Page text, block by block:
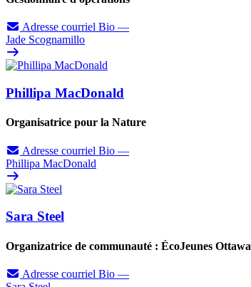
Adresse courriel Bio —
Jade Scognamillo
Phillipa MacDonald
Organisatrice pour la Nature
Adresse courriel Bio —
Phillipa MacDonald
Sara Steel
Organizatrice de communauté : ÉcoJeunes Ottawa
Adresse courriel Bio —